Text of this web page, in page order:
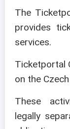
The
provides
services.
Ticketportal
on the
These
legally